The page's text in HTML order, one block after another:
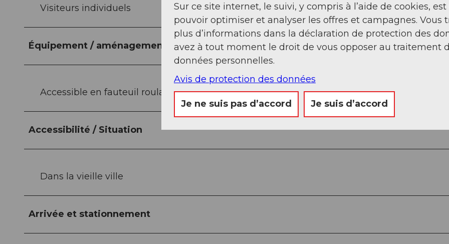
Visiteurs individuels
Équipement / aménagement
Accessible en fauteuil roulant
Accessibilité / Situation
Dans la vieille ville
Arrivée et stationnement
Sur ce site internet, le suivi, y compris à l’aide de cookies,
pouvoir optimiser et analyser les offres et campagnes. Vous
plus d’informations dans la déclaration de protection des
avez à tout moment le droit de vous opposer au traitement
données personnelles.
Avis de protection des données
Je ne suis pas d’accord Je suis d’accord